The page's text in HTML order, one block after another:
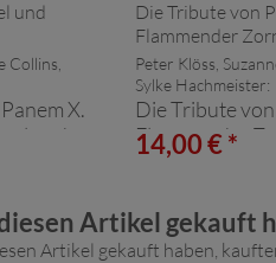
Collins,
X.
und
Peter Klöss,
Sylke Hachmeister:
Die Tribute
Flammender
14,00 € *
Artikel gekauft
Artikel gekauft haben,